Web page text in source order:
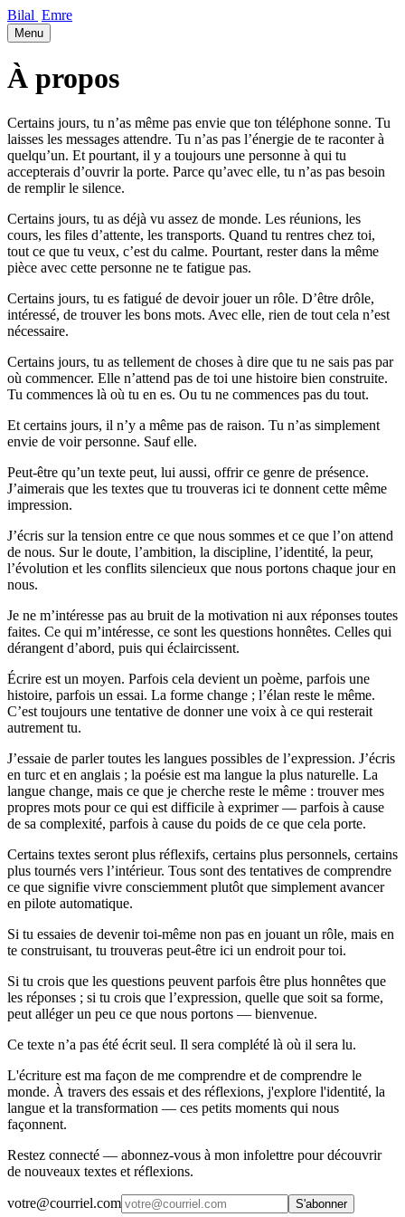
Bilal Emre
Menu
À propos
Certains jours, tu n’as même pas envie que ton téléphone sonne. Tu
laisses les messages attendre. Tu n’as pas l’énergie de te raconter à
quelqu’un. Et pourtant, il y a toujours une personne à qui tu
accepterais d’ouvrir la porte. Parce qu’avec elle, tu n’as pas besoin
de remplir le silence.
Certains jours, tu as déjà vu assez de monde. Les réunions, les
cours, les files d’attente, les transports. Quand tu rentres chez toi,
tout ce que tu veux, c’est du calme. Pourtant, rester dans la même
pièce avec cette personne ne te fatigue pas.
Certains jours, tu es fatigué de devoir jouer un rôle. D’être drôle,
intéressé, de trouver les bons mots. Avec elle, rien de tout cela n’est
nécessaire.
Certains jours, tu as tellement de choses à dire que tu ne sais pas par
où commencer. Elle n’attend pas de toi une histoire bien construite.
Tu commences là où tu en es. Ou tu ne commences pas du tout.
Et certains jours, il n’y a même pas de raison. Tu n’as simplement
envie de voir personne. Sauf elle.
Peut-être qu’un texte peut, lui aussi, offrir ce genre de présence.
J’aimerais que les textes que tu trouveras ici te donnent cette même
impression.
J’écris sur la tension entre ce que nous sommes et ce que l’on attend
de nous. Sur le doute, l’ambition, la discipline, l’identité, la peur,
l’évolution et les conflits silencieux que nous portons chaque jour en
nous.
Je ne m’intéresse pas au bruit de la motivation ni aux réponses toutes
faites. Ce qui m’intéresse, ce sont les questions honnêtes. Celles qui
dérangent d’abord, puis qui éclaircissent.
Écrire est un moyen. Parfois cela devient un poème, parfois une
histoire, parfois un essai. La forme change ; l’élan reste le même.
C’est toujours une tentative de donner une voix à ce qui resterait
autrement tu.
J’essaie de parler toutes les langues possibles de l’expression. J’écris
en turc et en anglais ; la poésie est ma langue la plus naturelle. La
langue change, mais ce que je cherche reste le même : trouver mes
propres mots pour ce qui est difficile à exprimer — parfois à cause
de sa complexité, parfois à cause du poids de ce que cela porte.
Certains textes seront plus réflexifs, certains plus personnels, certains
plus tournés vers l’intérieur. Tous sont des tentatives de comprendre
ce que signifie vivre consciemment plutôt que simplement avancer
en pilote automatique.
Si tu essaies de devenir toi-même non pas en jouant un rôle, mais en
te construisant, tu trouveras peut-être ici un endroit pour toi.
Si tu crois que les questions peuvent parfois être plus honnêtes que
les réponses ; si tu crois que l’expression, quelle que soit sa forme,
peut alléger un peu ce que nous portons — bienvenue.
Ce texte n’a pas été écrit seul. Il sera complété là où il sera lu.
L'écriture est ma façon de me comprendre et de comprendre le
monde. À travers des essais et des réflexions, j'explore l'identité, la
langue et la transformation — ces petits moments qui nous
façonnent.
Restez connecté — abonnez-vous à mon infolettre pour découvrir
de nouveaux textes et réflexions.
votre@courriel.com S'abonner